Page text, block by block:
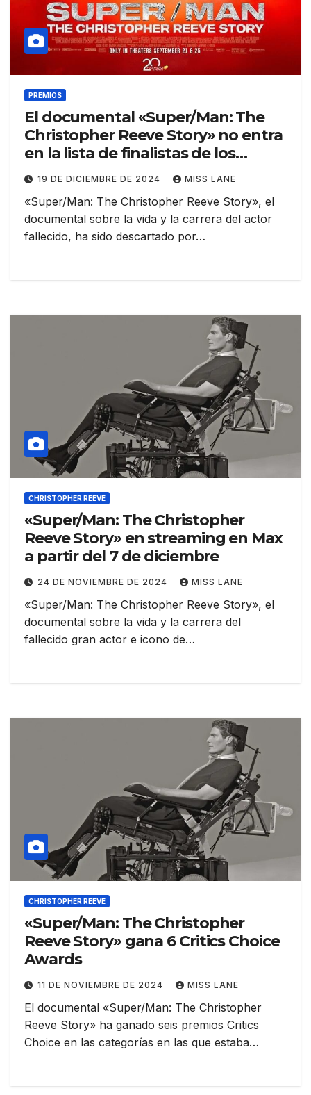
PREMIOS
El documental «Super/Man: The
Christopher Reeve Story» no entra
en la lista de finalistas de los
Oscars
19 DE DICIEMBRE DE 2024 MISS LANE
«Super/Man: The Christopher Reeve Story», el
documental sobre la vida y la carrera del actor
fallecido, ha sido descartado por…
CHRISTOPHER REEVE
«Super/Man: The Christopher
Reeve Story» en streaming en Max
a partir del 7 de diciembre
24 DE NOVIEMBRE DE 2024 MISS LANE
«Super/Man: The Christopher Reeve Story», el
documental sobre la vida y la carrera del
fallecido gran actor e icono de…
CHRISTOPHER REEVE
«Super/Man: The Christopher
Reeve Story» gana 6 Critics Choice
Awards
11 DE NOVIEMBRE DE 2024 MISS LANE
El documental «Super/Man: The Christopher
Reeve Story» ha ganado seis premios Critics
Choice en las categorías en las que estaba…